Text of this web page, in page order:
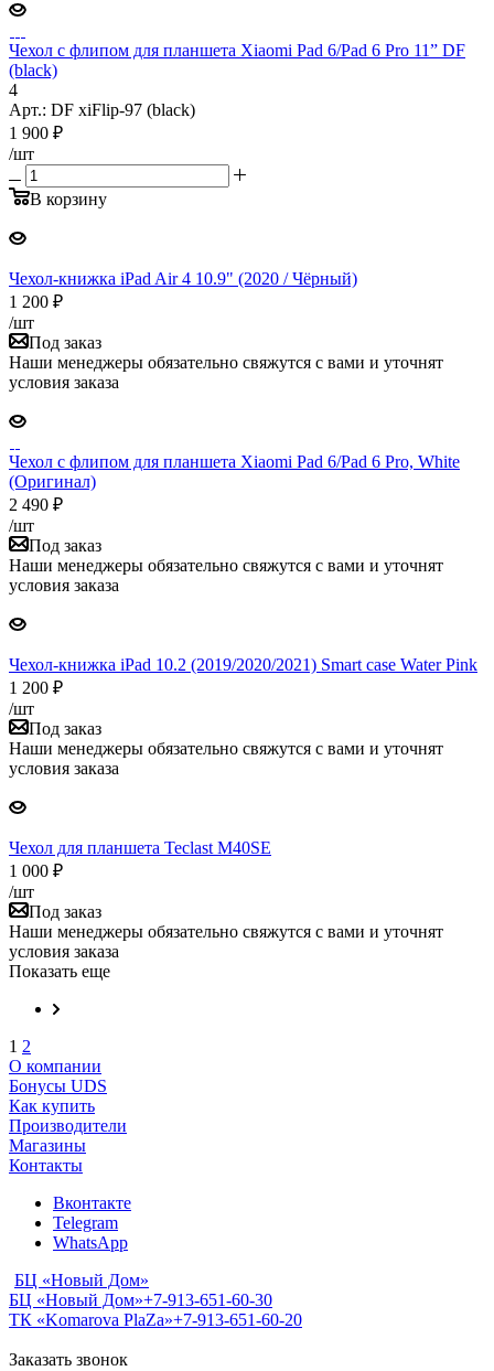
Чехол с флипом для планшета Xiaomi Pad 6/Pad 6 Pro 11” DF
(black)
4
Арт.: DF xiFlip-97 (black)
1 900 ₽
/шт
В корзину
Чехол-книжка iPad Air 4 10.9" (2020 / Чёрный)
1 200 ₽
/шт
Под заказ
Наши менеджеры обязательно свяжутся с вами и уточнят
условия заказа
Чехол с флипом для планшета Xiaomi Pad 6/Pad 6 Pro, White
(Оригинал)
2 490 ₽
/шт
Под заказ
Наши менеджеры обязательно свяжутся с вами и уточнят
условия заказа
Чехол-книжка iPad 10.2 (2019/2020/2021) Smart case Water Pink
1 200 ₽
/шт
Под заказ
Наши менеджеры обязательно свяжутся с вами и уточнят
условия заказа
Чехол для планшета Teclast M40SE
1 000 ₽
/шт
Под заказ
Наши менеджеры обязательно свяжутся с вами и уточнят
условия заказа
Показать еще
1 2
О компании
Бонусы UDS
Как купить
Производители
Магазины
Контакты
Вконтакте
Telegram
WhatsApp
БЦ «Новый Дом»
БЦ «Новый Дом»+7-913-651-60-30
ТК «Komarova PlaZa»+7-913-651-60-20
Заказать звонок